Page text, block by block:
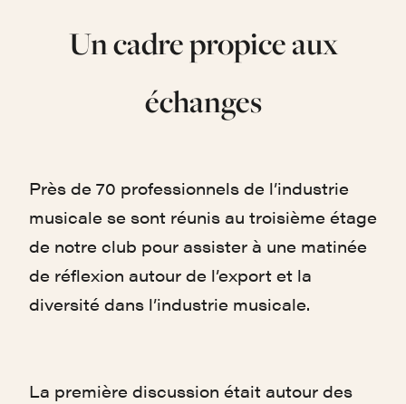
Un cadre propice aux
échanges
Près de 70 professionnels de l’industrie
musicale se sont réunis au troisième étage
de notre club pour assister à une matinée
de réflexion autour de l’export et la
diversité dans l’industrie musicale.
La première discussion était autour des